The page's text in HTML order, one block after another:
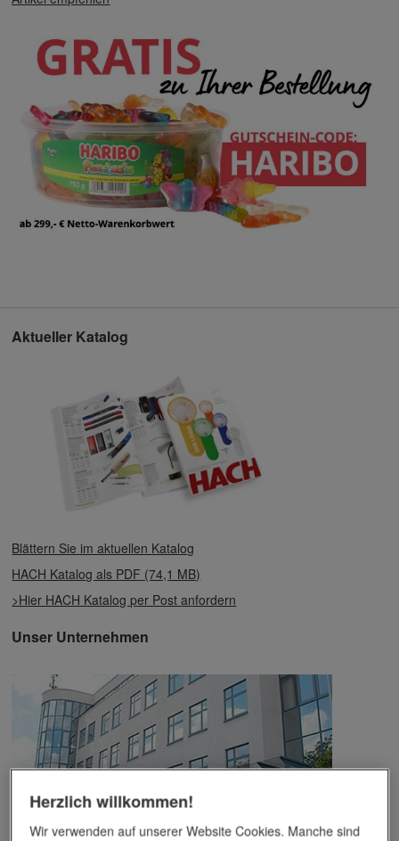
Aktueller Katalog
Blättern Sie im aktuellen Katalog
HACH Katalog als PDF (74,1 MB)
>Hier HACH Katalog per Post anfordern
Unser Unternehmen
Herzlich willkommen!
Wir verwenden auf unserer Website Cookies. Manche sind